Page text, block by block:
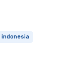
indonesia